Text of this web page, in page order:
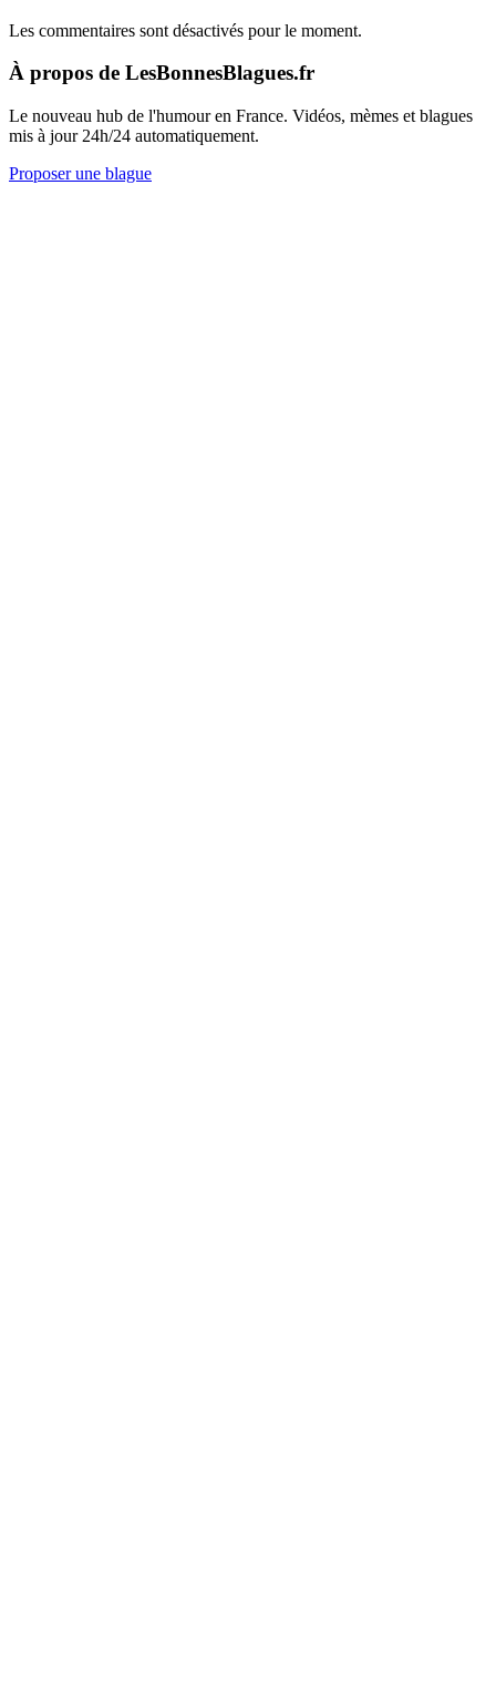
Les commentaires sont désactivés pour le moment.
À propos de LesBonnesBlagues.fr
Le nouveau hub de l'humour en France. Vidéos, mèmes et blagues
mis à jour 24h/24 automatiquement.
Proposer une blague